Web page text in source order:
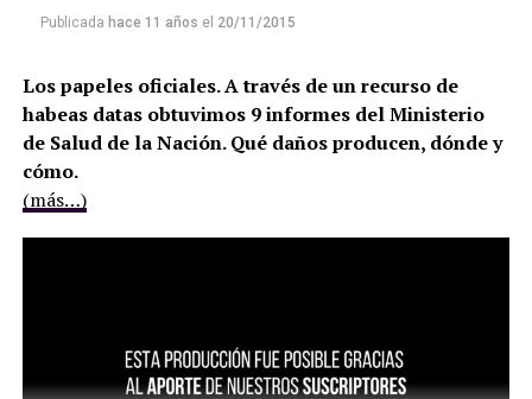
Publicada hace 11 años el 20/11/2015
Los papeles oficiales. A través de un recurso de
habeas datas obtuvimos 9 informes del Ministerio
de Salud de la Nación. Qué daños producen, dónde y
cómo.
(más…)